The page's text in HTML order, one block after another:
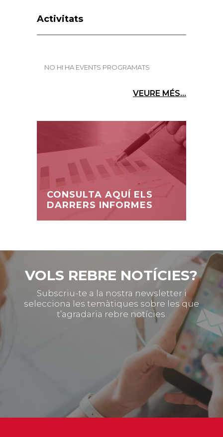
Activitats
NO HI HA EVENTS PROGRAMATS
VEURE MÉS...
CONSULTA AQUÍ ELS
DARRERS INFORMES
VOLS REBRE NOTÍCIES?
Subscriu-te a la nostra newsletter i
selecciona les temàtiques sobre les que
t’agradaria rebre notícies.